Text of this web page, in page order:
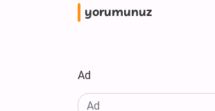
yorumunuz
Ad